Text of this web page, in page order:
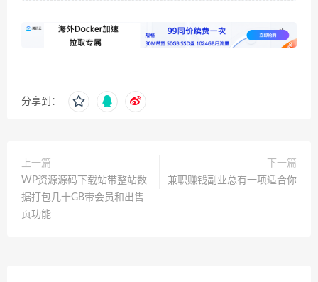
分享到：
上一篇
WP资源源码下载站带整站数
据打包几十GB带会员和出售
页功能
下一篇
兼职赚钱副业总有一项适合你